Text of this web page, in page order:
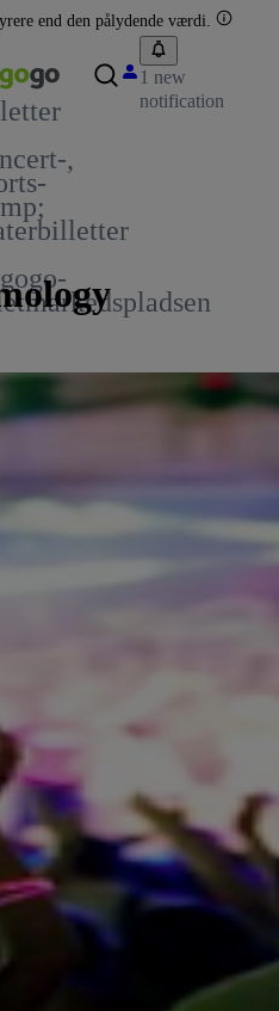
end den pålydende værdi.
,
1 new
notification